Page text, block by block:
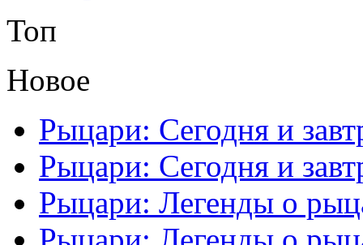
Топ
Новое
Рыцари: Сегодня и
Рыцари: Сегодня и
Рыцари: Легенды о